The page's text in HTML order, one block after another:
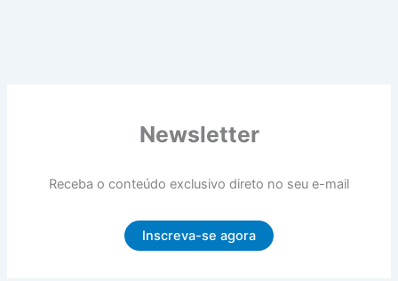
Newsletter
Receba o conteúdo exclusivo direto no seu e-mail
Inscreva-se agora